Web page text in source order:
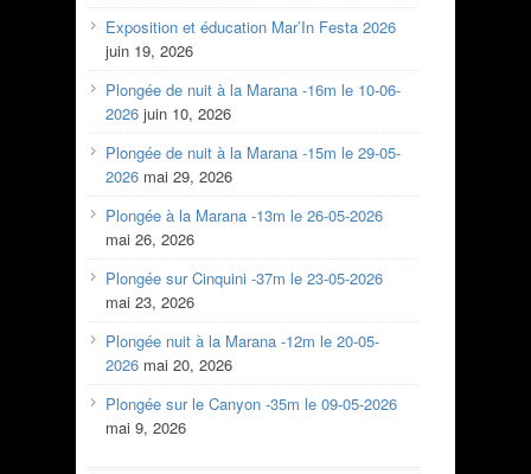
Exposition et éducation Mar’In Festa 2026
juin 19, 2026
Plongée de nuit à la Marana -16m le 10-06-
2026 juin 10, 2026
Plongée de nuit à la Marana -15m le 29-05-
2026 mai 29, 2026
Plongée à la Marana -13m le 26-05-2026
mai 26, 2026
Plongée sur Cinquini -37m le 23-05-2026
mai 23, 2026
Plongée nuit à la Marana -12m le 20-05-
2026 mai 20, 2026
Plongée sur le Canyon -35m le 09-05-2026
mai 9, 2026